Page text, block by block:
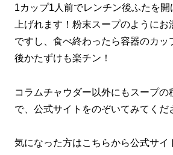
1カップ1人前でレンチン後ふたを開
上げれます！粉末スープのように
ですし、食べ終わったら容器のカッ
後かたずけも楽チン！
コラムチャウダー以外にもスープの
で、公式サイトをのぞいてみてくだ
気になった方はこちらから公式サイ